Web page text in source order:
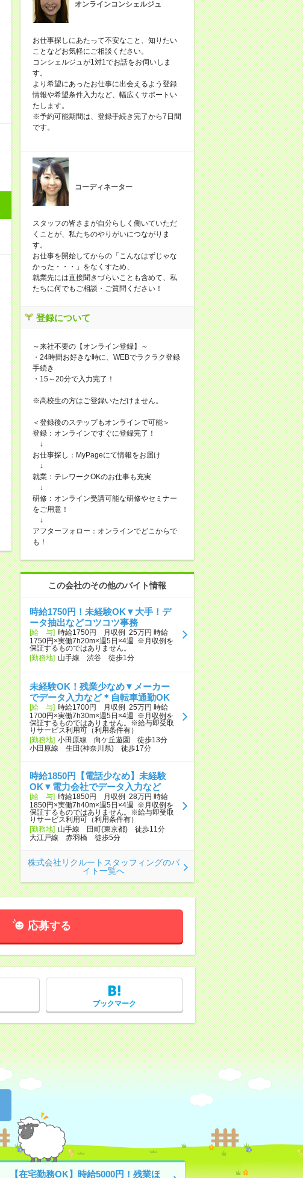
オンラインコンシェルジュ
お仕事探しにあたって不安なこと、知りたい
ことなどお気軽にご相談ください。
コンシェルジュが1対1でお話をお伺いしま
す。
より希望にあったお仕事に出会えるよう登録
情報や希望条件入力など、幅広くサポートい
たします。
※予約可能期間は、登録手続き完了から7日間
です。
コーディネーター
スタッフの皆さまが自分らしく働いていただ
くことが、私たちのやりがいにつながりま
す。
お仕事を開始してからの「こんなはずじゃな
かった・・・」をなくすため、
就業先には直接聞きづらいことも含めて、私
たちに何でもご相談・ご質問ください！
登録について
～来社不要の【オンライン登録】～
・24時間お好きな時に、WEBでラクラク登録
手続き
・15～20分で入力完了！
※高校生の方はご登録いただけません。
＜登録後のステップもオンラインで可能＞
登録：オンラインですぐに登録完了！
↓
お仕事探し：MyPageにて情報をお届け
↓
就業：テレワークOKのお仕事も充実
↓
研修：オンライン受講可能な研修やセミナー
をご用意！
↓
アフターフォロー：オンラインでどこからで
も！
この会社のその他のバイト情報
時給1750円！未経験OK▼大手！デ
ータ抽出などコツコツ事務
[給 与] 時給1750円 月収例 25万円 時給
1750円×実働7h20m×週5日×4週 ※月収例を
保証するものではありません。
[勤務地] 山手線 渋谷 徒歩1分
未経験OK！残業少なめ▼メーカー
でデータ入力など＊自転車通勤OK
[給 与] 時給1700円 月収例 25万円 時給
1700円×実働7h30m×週5日×4週 ※月収例を
保証するものではありません。※給与即受取
りサービス利用可（利用条件有）
[勤務地] 小田原線 向ケ丘遊園 徒歩13分
小田原線 生田(神奈川県) 徒歩17分
時給1850円【電話少なめ】未経験
OK▼電力会社でデータ入力など
[給 与] 時給1850円 月収例 28万円 時給
1850円×実働7h40m×週5日×4週 ※月収例を
保証するものではありません。※給与即受取
りサービス利用可（利用条件有）
[勤務地] 山手線 田町(東京都) 徒歩11分
大江戸線 赤羽橋 徒歩5分
株式会社リクルートスタッフィングのバ
イト一覧へ
応募する
ブックマーク
【在宅勤務OK】時給5000円！残業ほ